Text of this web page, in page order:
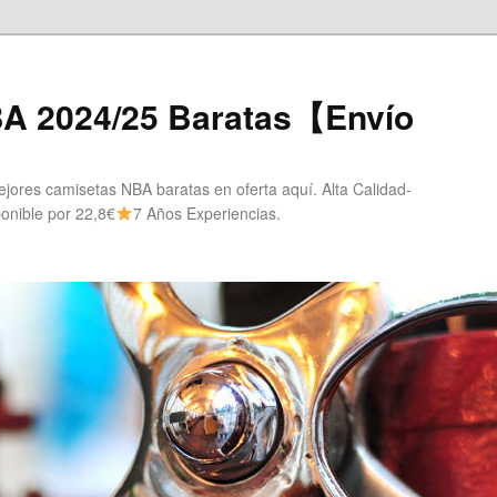
2024/25 Baratas【Envío
camisetas NBA baratas en oferta aquí. Alta Calidad-
por 22,8€
7 Años Experiencias.